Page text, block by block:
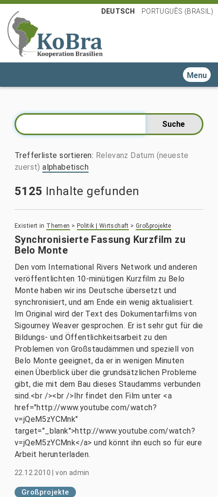
DEUTSCH PORTUGUÊS (BRASIL)
Toggle
Trefferliste sortieren: Relevanz Datum (neueste
zuerst) alphabetisch
5125 Inhalte gefunden
Existiert in Themen > Politik | Wirtschaft >Großprojekte
Synchronisierte Fassung Kurzfilm zu
Belo Monte
Den vom International Rivers Network und anderen
veröffentlichten 10-minütigen Kurzfilm zu Belo
Monte haben wir ins Deutsche übersetzt und
synchronisiert, und am Ende ein wenig aktualisiert.
Im Original wird der Text des Dokumentarfilms von
Sigourney Weaver gesprochen. Er ist sehr gut für die
Bildungs- und Öffentlichkeitsarbeit zu den
Problemen von Großstaudämmen und speziell von
Belo Monte geeignet, da er in wenigen Minuten
einen Überblick über die grundsätzlichen Probleme
gibt, die mit dem Bau dieses Staudamms verbunden
sind.<br /><br />Ihr findet den Film unter <a
href="http://www.youtube.com/watch?
v=jQeM5zYCMnk"
target="_blank">http://www.youtube.com/watch?
v=jQeM5zYCMnk</a> und könnt ihn euch so für eure
Arbeit herunterladen.
22.12.2010 |von admin
Großprojekte